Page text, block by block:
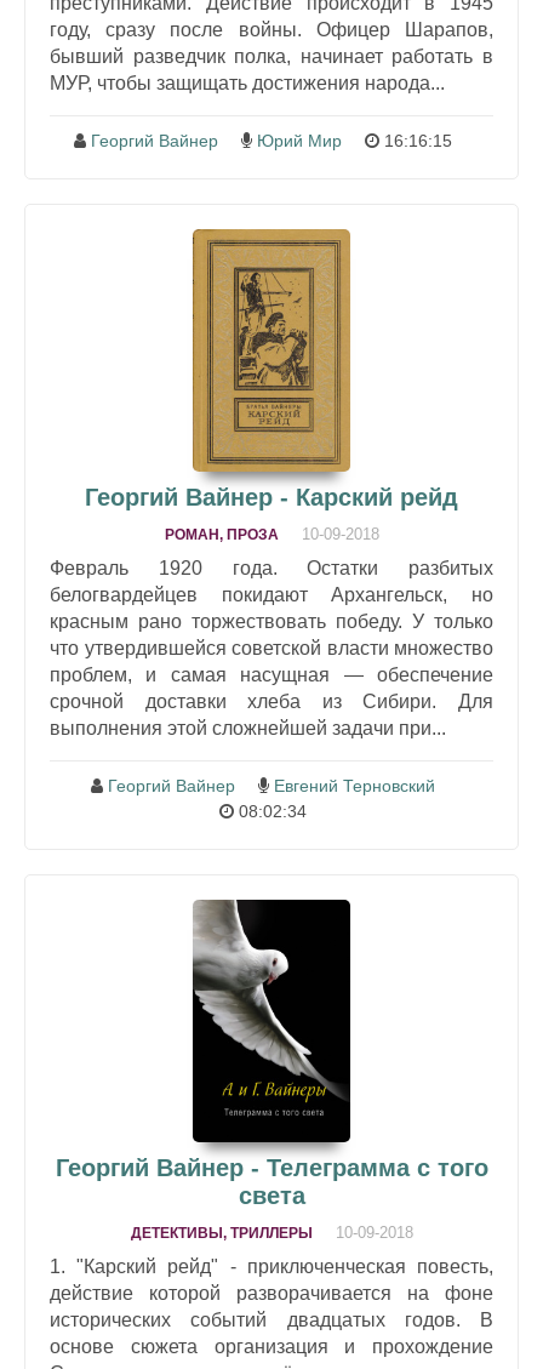
году, сразу после войны. Офицер Шарапов,
бывший разведчик полка, начинает работать в
МУР, чтобы защищать достижения народа...
Георгий Вайнер Юрий Мир 16:16:15
Георгий Вайнер - Карский рейд
РОМАН, ПРОЗА 10-09-2018
Февраль 1920 года. Остатки разбитых
белогвардейцев покидают Архангельск, но
красным рано торжествовать победу. У только
что утвердившейся советской власти множество
проблем, и самая насущная — обеспечение
срочной доставки хлеба из Сибири. Для
выполнения этой сложнейшей задачи при...
Георгий Вайнер
Евгений Терновский
08:02:34
Георгий Вайнер - Телеграмма с того
света
ДЕТЕКТИВЫ, ТРИЛЛЕРЫ 10-09-2018
1. "Карский рейд" - приключенческая повесть,
действие которой разворачивается на фоне
исторических событий двадцатых годов. В
основе сюжета организация и прохождение